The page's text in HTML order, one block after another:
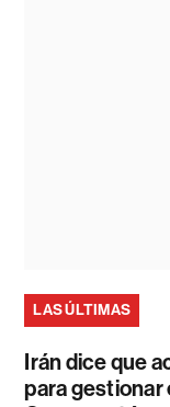
LAS ÚLTIMAS
Irán dice que
para